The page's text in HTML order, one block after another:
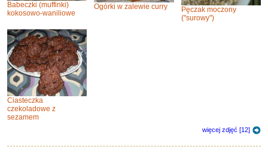
Babeczki (muffinki)
kokosowo-waniliowe
Ogórki w zalewie curry
Pęczak moczony
("surowy")
Ciasteczka
czekoladowe z
sezamem
więcej zdjęć [12]